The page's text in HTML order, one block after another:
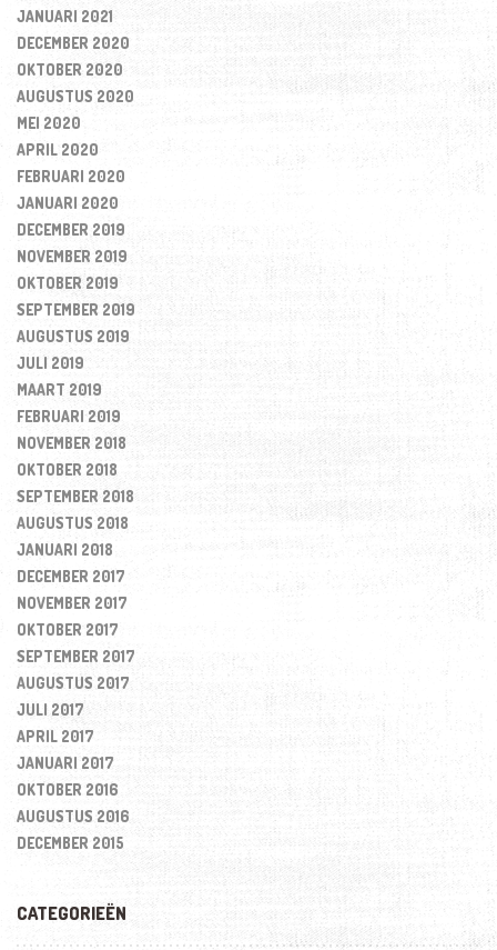
JANUARI 2021
DECEMBER 2020
OKTOBER 2020
AUGUSTUS 2020
MEI 2020
APRIL 2020
FEBRUARI 2020
JANUARI 2020
DECEMBER 2019
NOVEMBER 2019
OKTOBER 2019
SEPTEMBER 2019
AUGUSTUS 2019
JULI 2019
MAART 2019
FEBRUARI 2019
NOVEMBER 2018
OKTOBER 2018
SEPTEMBER 2018
AUGUSTUS 2018
JANUARI 2018
DECEMBER 2017
NOVEMBER 2017
OKTOBER 2017
SEPTEMBER 2017
AUGUSTUS 2017
JULI 2017
APRIL 2017
JANUARI 2017
OKTOBER 2016
AUGUSTUS 2016
DECEMBER 2015
CATEGORIEËN